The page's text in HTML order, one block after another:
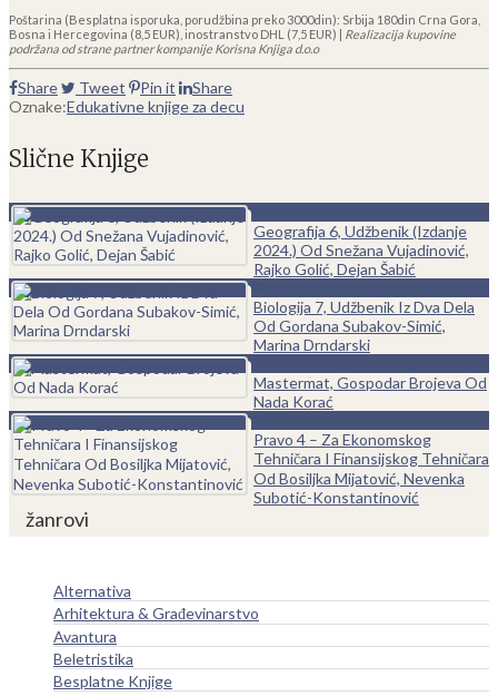
Poštarina (Besplatna isporuka, porudžbina preko 3000din): Srbija 180din Crna Gora,
Bosna i Hercegovina (8,5 EUR), inostranstvo DHL (7,5 EUR) | Realizacija kupovine
podržana od strane partner kompanije Korisna Knjiga d.o.o
Share Tweet Pin it
Share
Oznake:Edukativne knjige za decu
Slične Knjige
Geografija 6, Udžbenik (Izdanje
2024.) Od Snežana Vujadinović,
Rajko Golić, Dejan Šabić
Biologija 7, Udžbenik Iz Dva Dela
Od Gordana Subakov-Simić,
Marina Drndarski
Mastermat, Gospodar Brojeva Od
Nada Korać
Pravo 4 – Za Ekonomskog
Tehničara I Finansijskog Tehničara
Od Bosiljka Mijatović, Nevenka
Subotić-Konstantinović
žanrovi
Alternativa
Arhitektura & Građevinarstvo
Avantura
Beletristika
Besplatne Knjige